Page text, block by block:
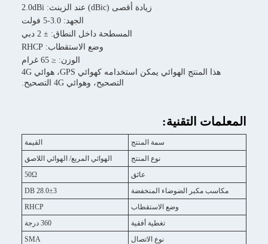
زيادة أقصى (dBic) عند الزينث: 2.0dBi
المسطحة داخل النطاق: ± 2 دبي
وضع الاستقطاب: RHCP
الوزن: ≤ 65 غرام
هذا المنتج الهوائي يمكن استخدامه كهوائي GPS، هوائي 4G
التصحيح، وهوائي 4G التصحيح.
التقنية:
سمة المنتج
نوع المنتج
الهوائي المربع/ الهوائي اللاصق
مكاسب مكبر الضوضاء المنخفضة
وضع الاستقطاب
تغطية أفقية
نوع الاتصال